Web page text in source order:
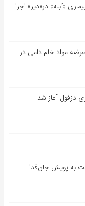
«آبله» در«دیر» اجرا
مواد خام دامی در
دزفول آغاز شد
به پویش جان‌فدا